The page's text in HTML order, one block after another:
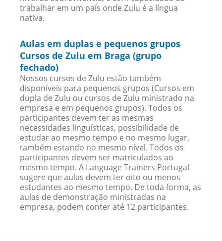
trabalhar em um país onde Zulu é a língua
nativa.
Aulas em duplas e pequenos grupos
Cursos de Zulu em Braga (grupo
fechado)
Nossos cursos de Zulu estão também
disponíveis para pequenos grupos (Cursos em
dupla de Zulu ou cursos de Zulu ministrado na
empresa e em pequenos grupos). Todos os
participantes devem ter as mesmas
necessidades linguísticas, possibilidade de
estudar ao mesmo tempo e no mesmo lugar,
também estando no mesmo nível. Todos os
participantes devem ser matriculados ao
mesmo tempo. A Language Trainers Portugal
sugere que aulas devem ter oito ou menos
estudantes ao mesmo tempo. De toda forma, as
aulas de demonstração ministradas na
empresa, podem conter até 12 participantes.